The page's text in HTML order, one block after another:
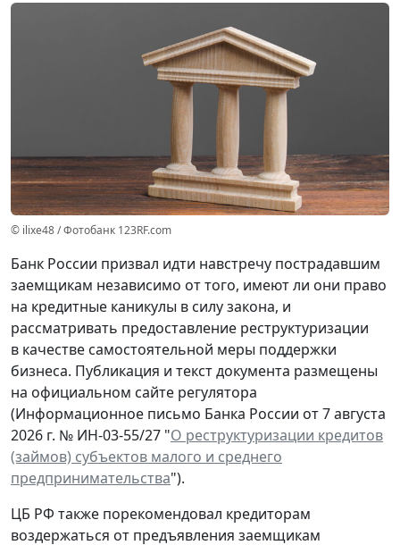
© ilixe48 / Фотобанк 123RF.com
Банк России призвал идти навстречу пострадавшим
заемщикам независимо от того, имеют ли они право
на кредитные каникулы в силу закона, и
рассматривать предоставление реструктуризации
в качестве самостоятельной меры поддержки
бизнеса. Публикация и текст документа размещены
на официальном сайте регулятора
(Информационное письмо Банка России от 7 августа
2026 г. № ИН-03-55/27 "О реструктуризации кредитов
(займов) субъектов малого и среднего
предпринимательства").
ЦБ РФ также порекомендовал кредиторам
воздержаться от предъявления заемщикам